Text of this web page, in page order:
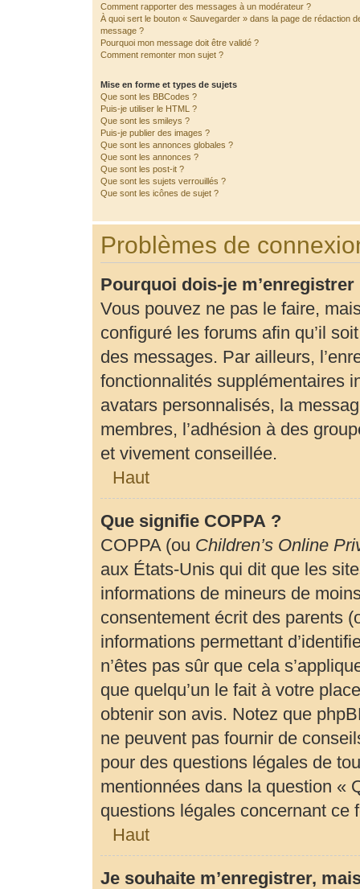
Comment rapporter des messages à un modérateur ?
À quoi sert le bouton « Sauvegarder » dans la page de rédaction
message ?
Pourquoi mon message doit être validé ?
Comment remonter mon sujet ?
Mise en forme et types de sujets
Que sont les BBCodes ?
Puis-je utiliser le HTML ?
Que sont les smileys ?
Puis-je publier des images ?
Que sont les annonces globales ?
Que sont les annonces ?
Que sont les post-it ?
Que sont les sujets verrouillés ?
Que sont les icônes de sujet ?
Problèmes de
Pourquoi dois-je m’enregistrer
Vous pouvez ne pas le faire,
configuré les forums afin qu’il
des messages. Par ailleurs,
fonctionnalités supplémentaires
avatars personnalisés, la
membres, l’adhésion à des
et vivement conseillée.
Haut
Que signifie COPPA ?
COPPA (ou Children’s Online
aux États-Unis qui dit que les
informations de mineurs de
consentement écrit des parents
informations permettant
n’êtes pas sûr que cela
que quelqu’un le fait à votre
obtenir son avis. Notez que
ne peuvent pas fournir de
pour des questions légales de
mentionnées dans la question «
questions légales concernant ce
Haut
Je souhaite m’enregistrer,